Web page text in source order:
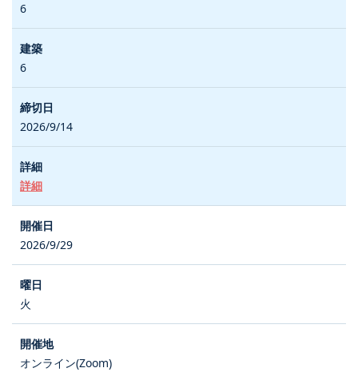
6
6
2026/9/14
詳細
2026/9/29
火
オンライン(Zoom)